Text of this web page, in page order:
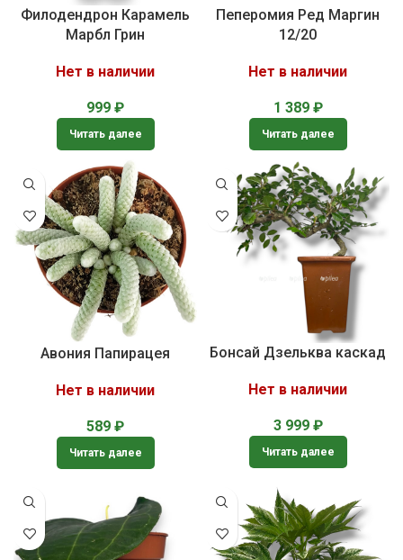
Филодендрон Карамель
Марбл Грин
Нет в наличии
999 ₽
Читать далее
Пеперомия Ред Маргин
12/20
Нет в наличии
1 389 ₽
Читать далее
Авония Папирацея
Нет в наличии
589 ₽
Читать далее
Бонсай Дзельква каскад
Нет в наличии
3 999 ₽
Читать далее